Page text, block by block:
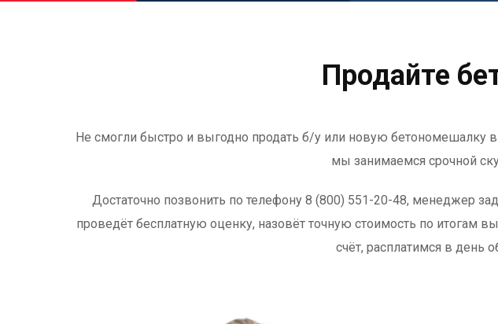
Продайте
Не смогли быстро и выгодно продать б/у или новую бетономешалку
мы занимаемся срочной
Достаточно позвонить по телефону 8 (800) 551-20-48, менеджер
проведёт бесплатную оценку, назовёт точную стоимость по
счёт, расплатимся в день